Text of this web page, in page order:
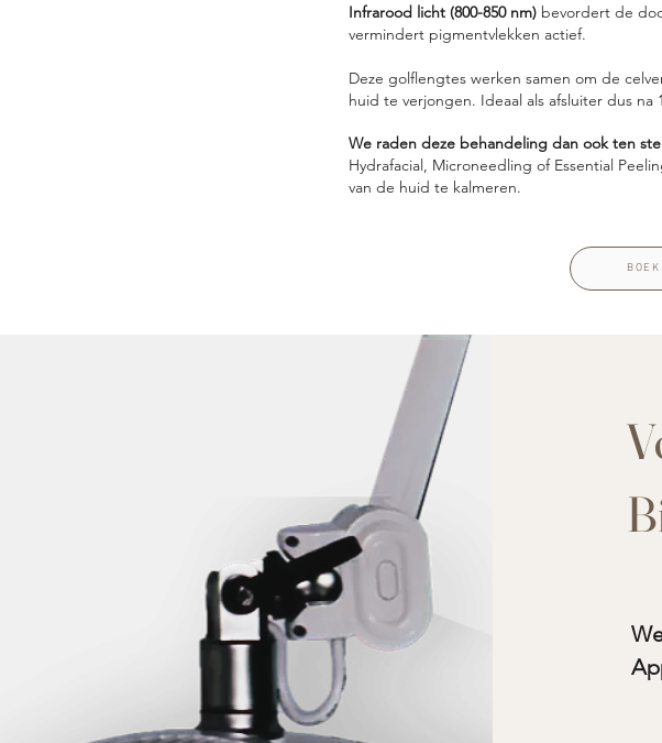
Infrarood licht (800-850 nm) bevordert de
vermindert pigmentvlekken actief.
Deze golflengtes werken samen om de
huid te verjongen. Ideaal als afsluiter dus
We raden deze behandeling dan ook ten
Hydrafacial, Microneedling of Essential
van de huid te kalmeren.